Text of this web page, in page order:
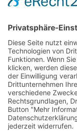
Folgen Sie uns
Träger: Verein für
Förderung: